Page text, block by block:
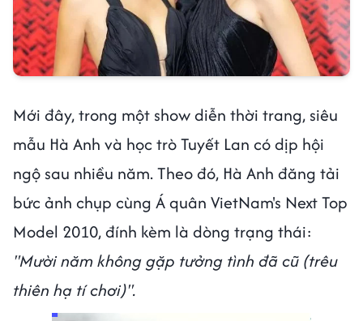
Mới đây, trong một show diễn thời trang, siêu
mẫu Hà Anh và học trò Tuyết Lan có dịp hội
ngộ sau nhiều năm. Theo đó, Hà Anh đăng tải
bức ảnh chụp cùng Á quân VietNam's Next Top
Model 2010, đính kèm là dòng trạng thái:
"Mười năm không gặp tưởng tình đã cũ (trêu
thiên hạ tí chơi)".